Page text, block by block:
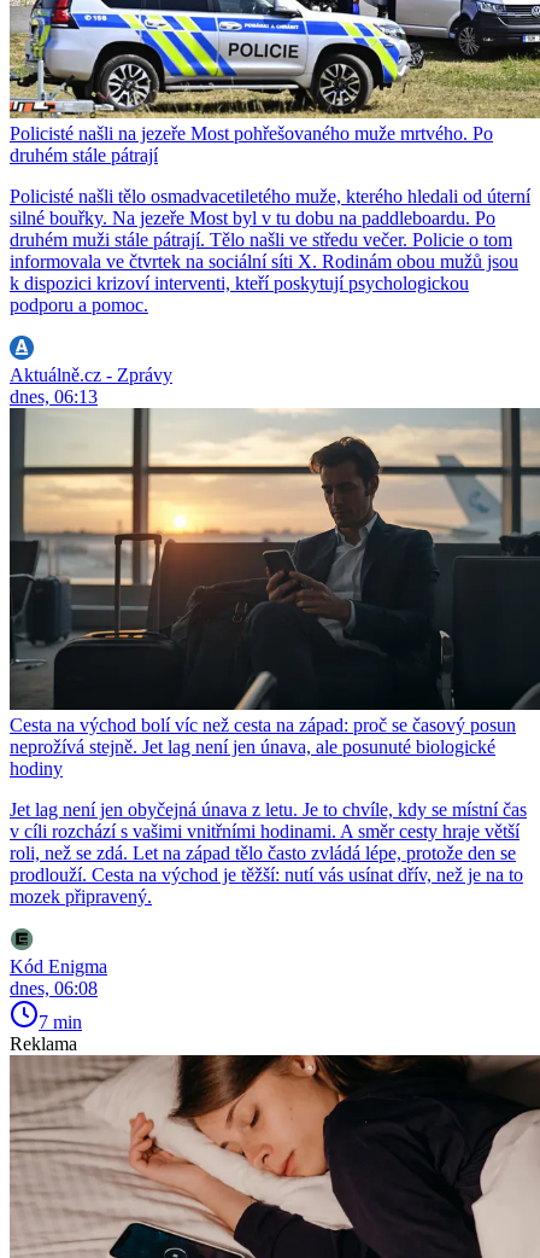
Policisté našli na jezeře Most pohřešovaného muže mrtvého. Po
druhém stále pátrají
Policisté našli tělo osmadvacetiletého muže, kterého hledali od úterní
silné bouřky. Na jezeře Most byl v tu dobu na paddleboardu. Po
druhém muži stále pátrají. Tělo našli ve středu večer. Policie o tom
informovala ve čtvrtek na sociální síti X. Rodinám obou mužů jsou
k dispozici krizoví interventi, kteří poskytují psychologickou
podporu a pomoc.
Aktuálně.cz - Zprávy
dnes, 06:13
Cesta na východ bolí víc než cesta na západ: proč se časový posun
neprožívá stejně. Jet lag není jen únava, ale posunuté biologické
hodiny
Jet lag není jen obyčejná únava z letu. Je to chvíle, kdy se místní čas
v cíli rozchází s vašimi vnitřními hodinami. A směr cesty hraje větší
roli, než se zdá. Let na západ tělo často zvládá lépe, protože den se
prodlouží. Cesta na východ je těžší: nutí vás usínat dřív, než je na to
mozek připravený.
Kód Enigma
dnes, 06:08
7 min
Reklama